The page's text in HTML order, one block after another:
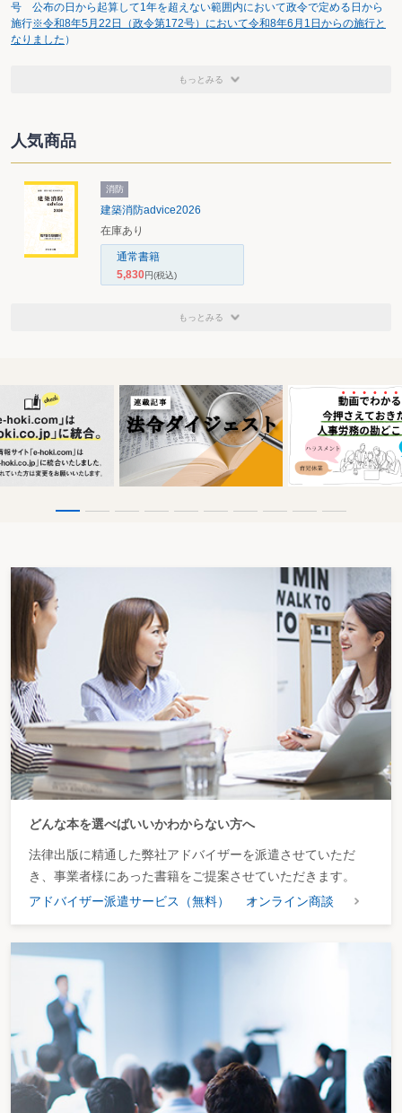
号 公布の日から起算して1年を超えない範囲内において政令で定める日から
施行※令和8年5月22日（政令第172号）において令和8年6月1日からの施行と
なりました ）
もっとみる
人気商品
消防
建築消防advice2026
在庫あり
通常書籍
5,830円(税込)
もっとみる
どんな本を選べばいいかわからない方へ
法律出版に精通した弊社アドバイザーを派遣させていただ
き、事業者様にあった書籍をご提案させていただきます。
アドバイザー派遣サービス（無料）
オンライン商談